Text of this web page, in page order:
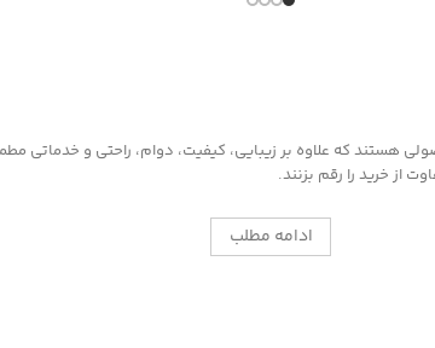
که علاوه بر زیبایی، کیفیت، دوام، راحتی و خدماتی
از خرید را رقم بزنند.
ادامه مطلب